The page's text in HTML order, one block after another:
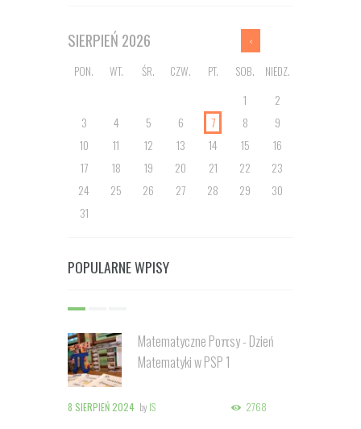
SIERPIEŃ 2026
PON. WT. ŚR. CZW. PT. SOB. NIEDZ.
1
2
3
4 5 6 7 8
9
10
11 12 13 14 15
16
17
18 19 20 21 22
23
24
25 26 27 28 29
30
31
POPULARNE WPISY
Matematyczne Poπsy - Dzień
Matematyki w PSP 1
8 SIERPIEŃ 2024 by IS 2768